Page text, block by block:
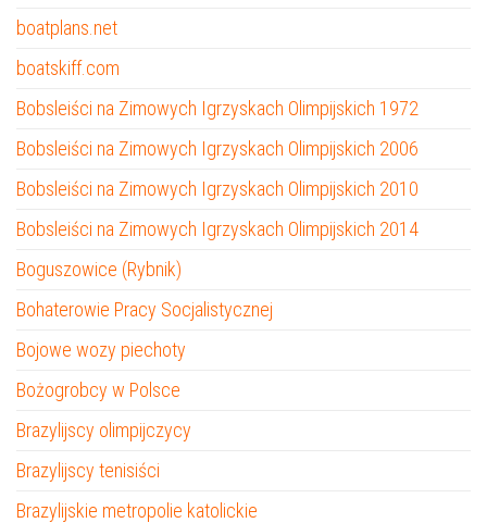
boatplans.net
boatskiff.com
Bobsleiści na Zimowych Igrzyskach Olimpijskich 1972
Bobsleiści na Zimowych Igrzyskach Olimpijskich 2006
Bobsleiści na Zimowych Igrzyskach Olimpijskich 2010
Bobsleiści na Zimowych Igrzyskach Olimpijskich 2014
Boguszowice (Rybnik)
Bohaterowie Pracy Socjalistycznej
Bojowe wozy piechoty
Bożogrobcy w Polsce
Brazylijscy olimpijczycy
Brazylijscy tenisiści
Brazylijskie metropolie katolickie